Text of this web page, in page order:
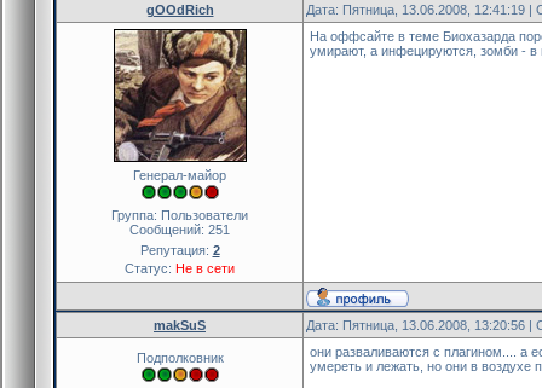
gOOdRich Дата: Пятница, 13.06.2008, 12:41:19
Генерал-майор
Группа: Пользователи
Сообщений: 251
Репутация: 2
Статус: Не в сети
На оффсайте в теме Биохазарда
умирают, а инфецируются, зомби - в
makSuS Дата: Пятница, 13.06.2008, 13:20:56
Подполковник
они разваливаются с плагином.... а
умереть и лежать, но они в воздухе